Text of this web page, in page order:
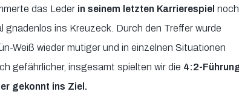
das Leder in seinem letzten Karrierespiel noch
gnadenlos ins Kreuzeck. Durch den Treffer wurde
Weiß wieder mutiger und in einzelnen Situationen
gefährlicher, insgesamt spielten wir die 4:2-
gekonnt ins Ziel.